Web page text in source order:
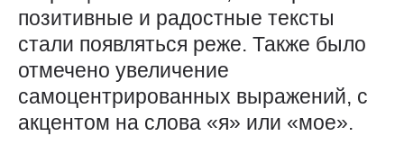
позитивные и радостные тексты
стали появляться реже. Также было
отмечено увеличение
самоцентрированных выражений, с
акцентом на слова «я» или «мое».